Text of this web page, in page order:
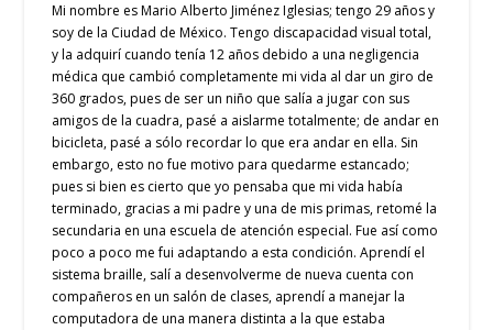
Mi nombre es Mario Alberto Jiménez Iglesias; tengo 29 años y
soy de la Ciudad de México. Tengo discapacidad visual total,
y la adquirí cuando tenía 12 años debido a una negligencia
médica que cambió completamente mi vida al dar un giro de
360 grados, pues de ser un niño que salía a jugar con sus
amigos de la cuadra, pasé a aislarme totalmente; de andar en
bicicleta, pasé a sólo recordar lo que era andar en ella. Sin
embargo, esto no fue motivo para quedarme estancado;
pues si bien es cierto que yo pensaba que mi vida había
terminado, gracias a mi padre y una de mis primas, retomé la
secundaria en una escuela de atención especial. Fue así como
poco a poco me fui adaptando a esta condición. Aprendí el
sistema braille, salí a desenvolverme de nueva cuenta con
compañeros en un salón de clases, aprendí a manejar la
computadora de una manera distinta a la que estaba